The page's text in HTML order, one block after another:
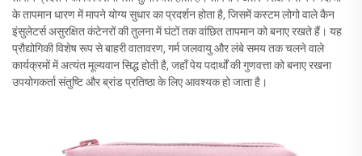
के तापमान धारण में मापने योग्य सुधार का प्रदर्शन होता है, जिसमें कस्टम लोगो वाले कैन
इंसुलेटर्स असुरक्षित कंटेनरों की तुलना में घंटों तक वांछित तापमान को बनाए रखते हैं। यह
प्रौद्योगिकी विशेष रूप से बाहरी वातावरण, गर्म जलवायु और लंबे समय तक चलने वाले
कार्यक्रमों में अत्यंत मूल्यवान सिद्ध होती है, जहाँ पेय पदार्थों की गुणवत्ता को बनाए रखना
उपयोगकर्ता संतुष्टि और ब्रांड प्रतिष्ठा के लिए आवश्यक हो जाता है।